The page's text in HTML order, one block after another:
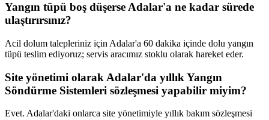
Yangın tüpü boş düşerse Adalar'a ne kadar sürede
ulaştırırsınız?
Acil dolum talepleriniz için Adalar'a 60 dakika içinde dolu yangın
tüpü teslim ediyoruz; servis aracımız stoklu olarak hareket eder.
Site yönetimi olarak Adalar'da yıllık Yangın
Söndürme Sistemleri sözleşmesi yapabilir miyim?
Evet. Adalar'daki onlarca site yönetimiyle yıllık bakım sözleşmesi